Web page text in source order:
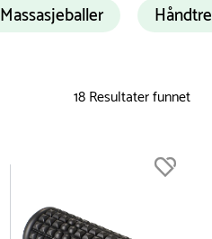
Massasjeballer
18Resultater funnet